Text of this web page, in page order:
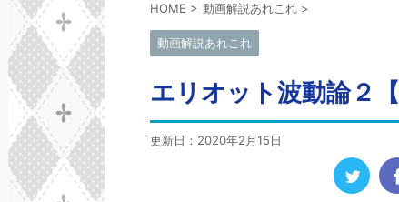
HOME > 動画解説あれこれ >
動画解説あれこれ
エリオット波動論２
更新日： 2020年2月15日